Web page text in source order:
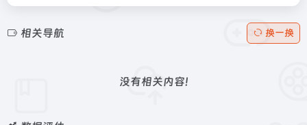
相关导航 换一换
没有相关内容!